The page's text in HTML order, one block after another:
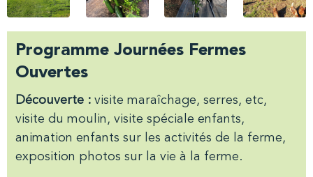
Programme Journées Fermes
Ouvertes
Découverte : visite maraîchage, serres, etc,
visite du moulin, visite spéciale enfants,
animation enfants sur les activités de la ferme,
exposition photos sur la vie à la ferme.